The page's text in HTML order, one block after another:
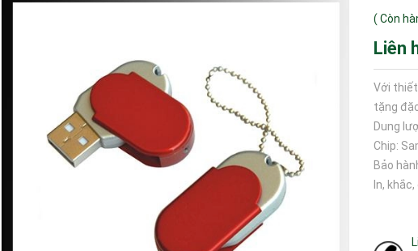
( Còn
Liên
Với thiết
tặng
Dung
Chip:
Bảo
In,